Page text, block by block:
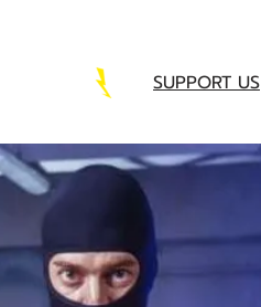
SUPPORT US